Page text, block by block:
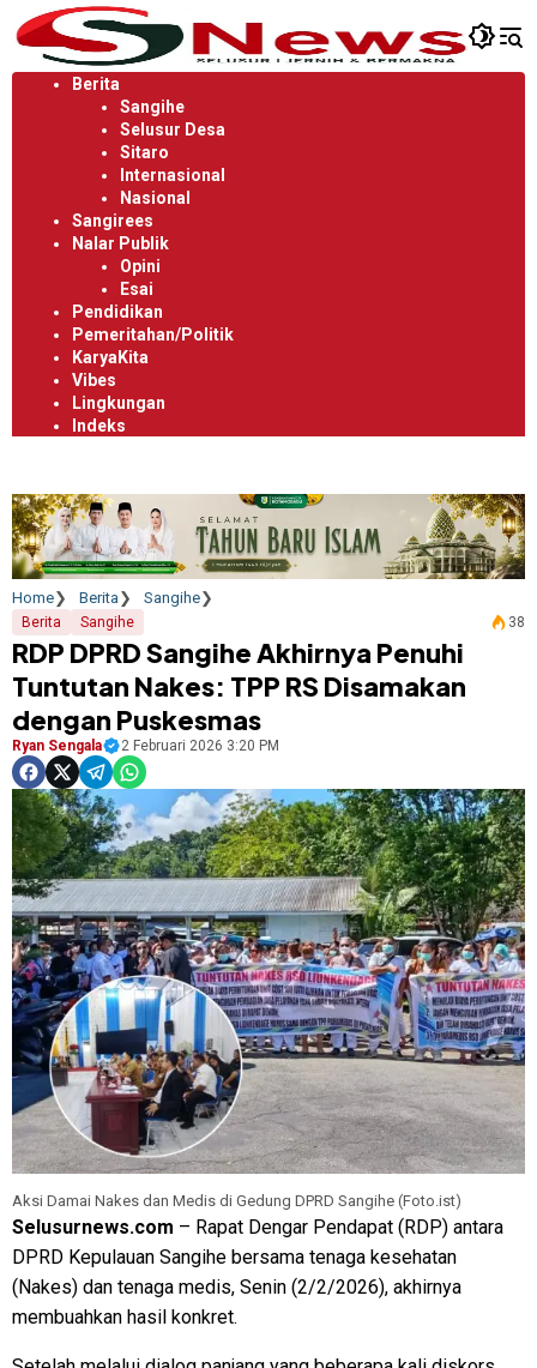
Langsung
ke
konten
Berita
Sangihe
Selusur Desa
Sitaro
Internasional
Nasional
Sangirees
Nalar Publik
Opini
Esai
Pendidikan
Pemeritahan/Politik
KaryaKita
Vibes
Lingkungan
Indeks
Home Berita Sangihe
Berita Sangihe 38
RDP DPRD Sangihe Akhirnya Penuhi
Tuntutan Nakes: TPP RS Disamakan
dengan Puskesmas
Ryan Sengala 2 Februari 2026 3:20 PM
Aksi Damai Nakes dan Medis di Gedung DPRD Sangihe (Foto.ist)
Selusurnews.com – Rapat Dengar Pendapat (RDP) antara
DPRD Kepulauan Sangihe bersama tenaga kesehatan
(Nakes) dan tenaga medis, Senin (2/2/2026), akhirnya
membuahkan hasil konkret.